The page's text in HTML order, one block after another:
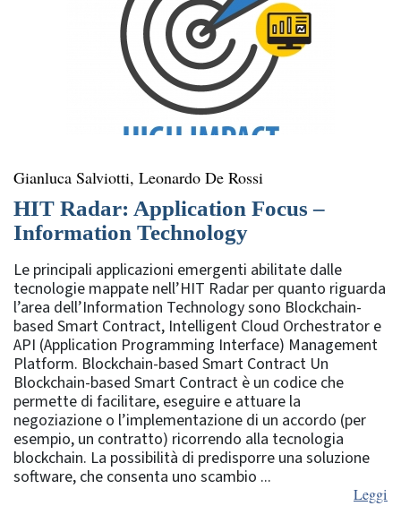
Gianluca Salviotti, Leonardo De Rossi
HIT Radar: Application Focus –
Information Technology
Le principali applicazioni emergenti abilitate dalle
tecnologie mappate nell’HIT Radar per quanto riguarda
l’area dell’Information Technology sono Blockchain-
based Smart Contract, Intelligent Cloud Orchestrator e
API (Application Programming Interface) Management
Platform. Blockchain-based Smart Contract Un
Blockchain-based Smart Contract è un codice che
permette di facilitare, eseguire e attuare la
negoziazione o l’implementazione di un accordo (per
esempio, un contratto) ricorrendo alla tecnologia
blockchain. La possibilità di predisporre una soluzione
software, che consenta uno scambio ...
Leggi